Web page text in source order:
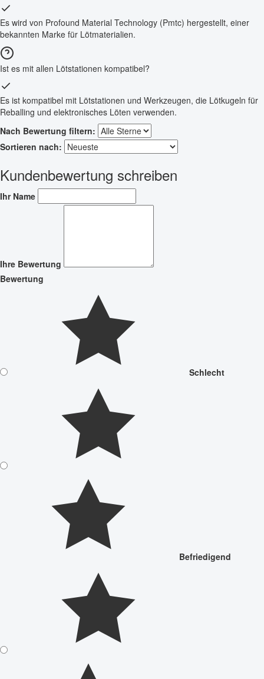
Es wird von Profound Material Technology (Pmtc) hergestellt, einer
bekannten Marke für Lötmaterialien.
Ist es mit allen Lötstationen kompatibel?
Es ist kompatibel mit Lötstationen und Werkzeugen, die Lötkugeln für
Reballing und elektronisches Löten verwenden.
Nach Bewertung filtern:
Sortieren nach:
Kundenbewertung schreiben
Ihr Name
Ihre Bewertung
Bewertung
Schlecht
Befriedigend